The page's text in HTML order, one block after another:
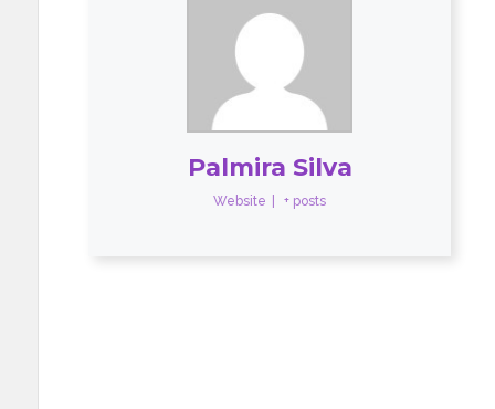
Palmira Silva
Website + posts